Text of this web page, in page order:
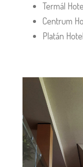
Termál
Centrum
Platán